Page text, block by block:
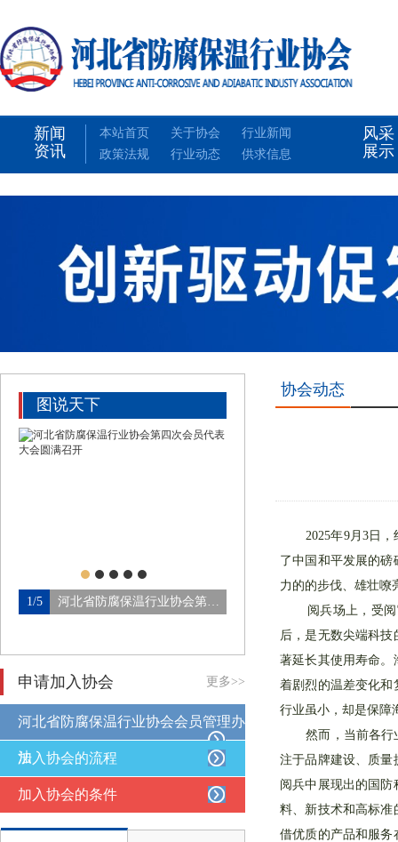
新闻
资讯
本站首页 关于协会
行业新闻
政策法规
行业动态 供求信息
风采
展示
图说天下
1/5 河北省防腐保温行业协会第四…
申请加入协会 更多>>
河北省防腐保温行业协会会员管理办
法
加入协会的流程
加入协会的条件
协会动态
2025年9月3日，纪
了中国和平发展的
力的的步伐、雄壮嘹
阅兵场上，受阅官
后，是无数尖端科
著延长其使用寿命。
着剧烈的温差变化和
行业虽小，却是保障
然而，当前各行业
注于品牌建设、质量
阅兵中展现出的国
料、新技术和高标准
借优质的产品和服务